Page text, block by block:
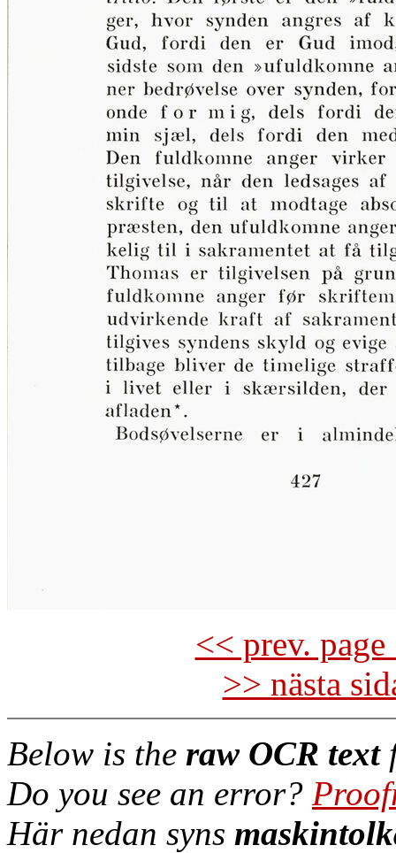
<< prev.
>> nästa
Below is the raw OCR text
Do you see an error?
Här nedan syns